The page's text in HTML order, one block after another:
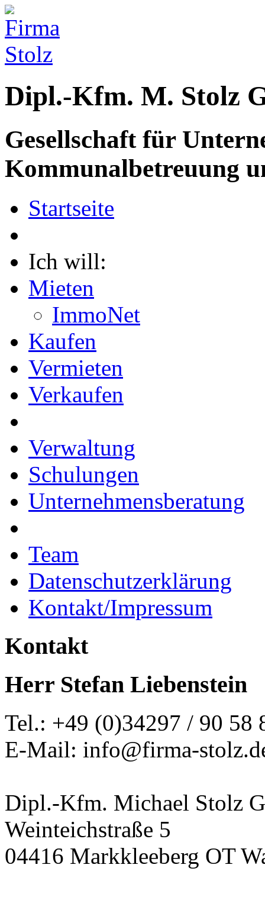
Dipl.-Kfm. M. Stolz
Gesellschaft für
Kommunalbetreuung
Startseite
Ich will:
Mieten
ImmoNet
Kaufen
Vermieten
Verkaufen
Verwaltung
Schulungen
Unternehmensberatung
Team
Datenschutzerklärung
Kontakt/Impressum
Kontakt
Herr Stefan Liebenstein
Tel.: +49 (0)34297 / 90 58
E-Mail: info@firma-
Dipl.-Kfm. Michael Stolz
Weinteichstraße 5
04416 Markkleeberg OT